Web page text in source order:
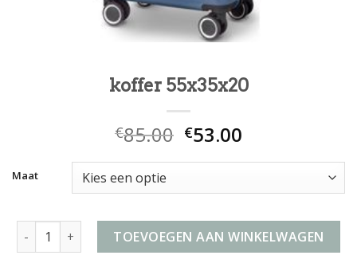
koffer 55x35x20
€85.00 €53.00
Maat
koffer 55x35x20 aantalTOEVOEGEN AAN WINKELWAGEN